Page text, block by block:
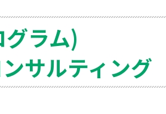
ラム)
サルティング